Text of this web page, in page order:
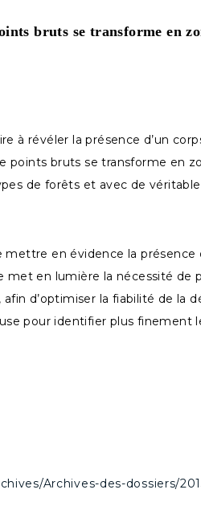
bruts se transforme en
à révéler la présence d’un
bruts se transforme en
de forêts et avec de
en évidence la
met en lumière la nécessité
d’optimiser la fiabilité de
pour identifier plus finement
Archives-des-dossiers/